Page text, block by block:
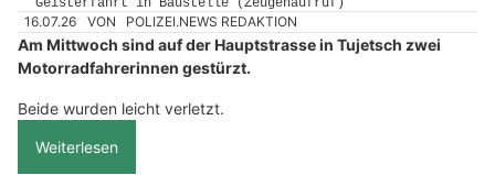
16.07.26 VON POLIZEI.NEWS REDAKTION
Am Mittwoch sind auf der Hauptstrasse in Tujetsch zwei
Motorradfahrerinnen gestürzt.
Beide wurden leicht verletzt.
Weiterlesen